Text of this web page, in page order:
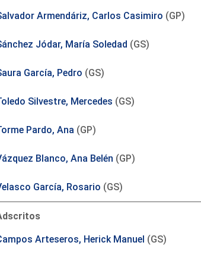
Armendáriz, Carlos Casimiro (GP)
Jódar, María Soledad (GS)
García, Pedro (GS)
Silvestre, Mercedes (GS)
Pardo, Ana (GP)
Blanco, Ana Belén (GP)
García, Rosario (GS)
Arteseros, Herick Manuel (GS)